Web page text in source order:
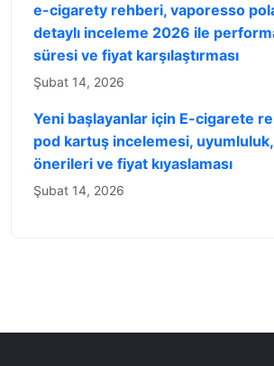
e-cigarety rehberi, vaporesso
detaylı inceleme 2026 ile
süresi ve fiyat karşılaştırması
Şubat 14, 2026
Yeni başlayanlar için E-cigarete
pod kartuş incelemesi,
önerileri ve fiyat kıyaslaması
Şubat 14, 2026